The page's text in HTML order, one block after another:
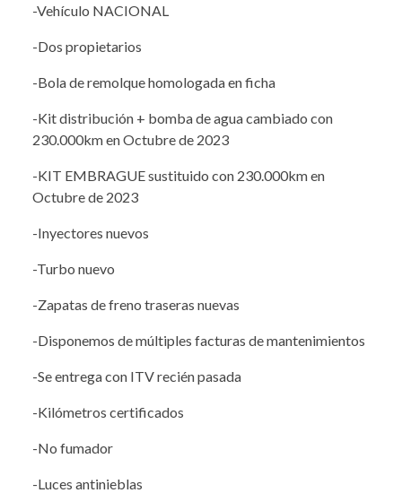
-Vehículo NACIONAL
-Dos propietarios
-Bola de remolque homologada en ficha
-Kit distribución + bomba de agua cambiado con
230.000km en Octubre de 2023
-KIT EMBRAGUE sustituido con 230.000km en
Octubre de 2023
-Inyectores nuevos
-Turbo nuevo
-Zapatas de freno traseras nuevas
-Disponemos de múltiples facturas de mantenimientos
-Se entrega con ITV recién pasada
-Kilómetros certificados
-No fumador
-Luces antinieblas